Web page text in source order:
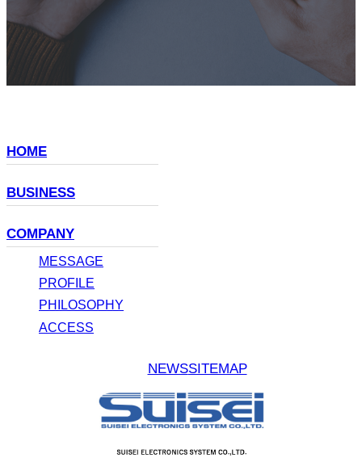
NEWSSITEMAP
HOME
BUSINESS
COMPANY
MESSAGE
PROFILE
PHILOSOPHY
ACCESS